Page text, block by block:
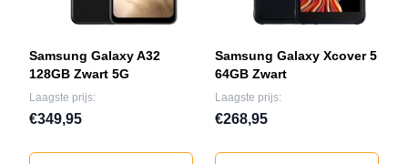
Samsung Galaxy A32
128GB Zwart 5G
Laagste prijs:
€349,95
Samsung Galaxy Xcover 5
64GB Zwart
Laagste prijs:
€268,95